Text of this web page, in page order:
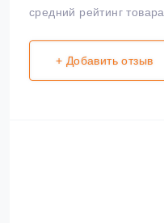
средний рейтинг товара
+ Добавить отзыв